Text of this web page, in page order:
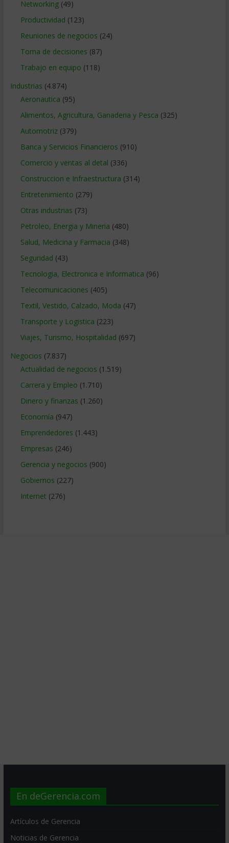
Networking(49)
Productividad (123)
Reuniones de negocios (24)
Toma de decisiones (87)
Trabajo en equipo (118)
Industrias (4.874)
Aeronautica (95)
Alimentos, Agricultura, Ganaderia y Pesca (325)
Automotriz(379)
Banca y Servicios Financieros (910)
Comercio y ventas al detal (336)
Construccion e Infraestructura (314)
Entretenimiento (279)
Otras industrias (73)
Petroleo, Energia y Mineria (480)
Salud, Medicina y Farmacia (348)
Seguridad (43)
Tecnologia, Electronica e Informatica (96)
Telecomunicaciones (405)
Textil, Vestido, Calzado, Moda (47)
Transporte y Logistica (223)
Viajes, Turismo, Hospitalidad (697)
Negocios (7.837)
Actualidad de negocios (1.519)
Carrera y Empleo (1.710)
Dinero y finanzas (1.260)
Economía (947)
Emprendedores (1.443)
Empresas (246)
Gerencia y negocios (900)
Gobiernos (227)
Internet (276)
En deGerencia.com
Artículos de Gerencia
Noticias de Gerencia